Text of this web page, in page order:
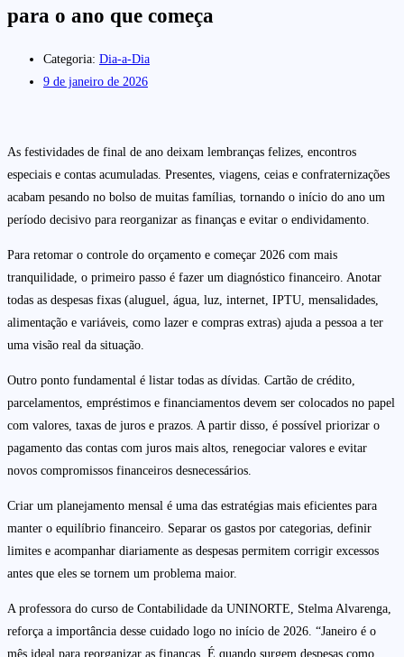
para o ano que começa
Categoria: Dia-a-Dia
9 de janeiro de 2026
As festividades de final de ano deixam lembranças felizes, encontros
especiais e contas acumuladas. Presentes, viagens, ceias e confraternizações
acabam pesando no bolso de muitas famílias, tornando o início do ano um
período decisivo para reorganizar as finanças e evitar o endividamento.
Para retomar o controle do orçamento e começar 2026 com mais
tranquilidade, o primeiro passo é fazer um diagnóstico financeiro. Anotar
todas as despesas fixas (aluguel, água, luz, internet, IPTU, mensalidades,
alimentação e variáveis, como lazer e compras extras) ajuda a pessoa a ter
uma visão real da situação.
Outro ponto fundamental é listar todas as dívidas. Cartão de crédito,
parcelamentos, empréstimos e financiamentos devem ser colocados no papel
com valores, taxas de juros e prazos. A partir disso, é possível priorizar o
pagamento das contas com juros mais altos, renegociar valores e evitar
novos compromissos financeiros desnecessários.
Criar um planejamento mensal é uma das estratégias mais eficientes para
manter o equilíbrio financeiro. Separar os gastos por categorias, definir
limites e acompanhar diariamente as despesas permitem corrigir excessos
antes que eles se tornem um problema maior.
A professora do curso de Contabilidade da UNINORTE, Stelma Alvarenga,
reforça a importância desse cuidado logo no início de 2026. “Janeiro é o
mês ideal para reorganizar as finanças. É quando surgem despesas como